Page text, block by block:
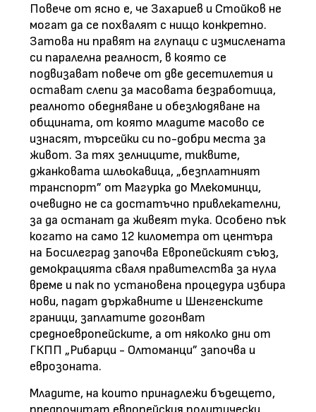
Повече от ясно е, че Захариев и Стойков не
могат да се похвалят с нищо конкретно.
Затова ни правят на глупаци с измислената
си паралелна реалност, в която се
подвизават повече от две десетилетия и
остават слепи за масовата безработица,
реалното обедняване и обезлюдяване на
общината, от която младите масово се
изнасят, търсейки си по-добри места за
живот. За тях зелниците, тиквите,
джанковата шльокавица, „безплатният
транспорт” от Магурка до Млекоминци,
очевидно не са достатъчно привлекателни,
за да останат да живеят тука. Особено пък
когато на само 12 километра от центъра
на Босилеград започва Европейският съюз,
демокрацията сваля правителства за нула
време и пак по установена процедура избира
нови, падат държавните и Шенгенските
граници, заплатите догонват
средноевропейските, а от няколко дни от
ГКПП „Рибарци - Олтоманци” започва и
еврозоната.
Младите, на които принадлежи бъдещето,